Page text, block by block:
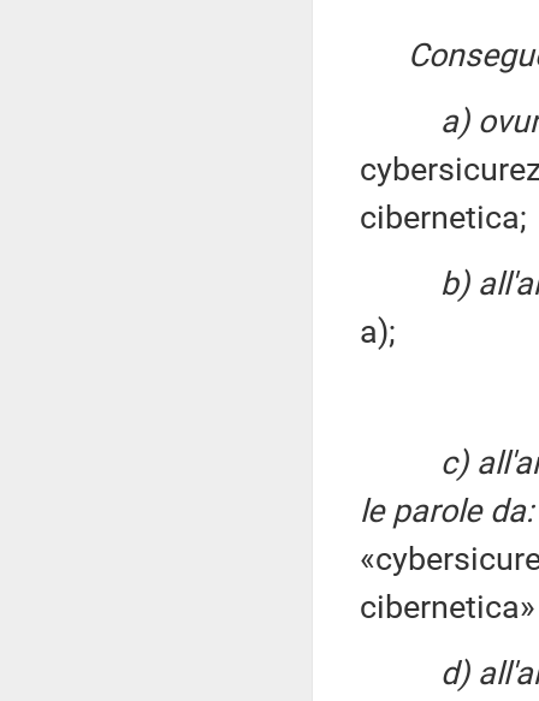
a)
cibernetica;
b)
a);
c)
le parole da:
d)